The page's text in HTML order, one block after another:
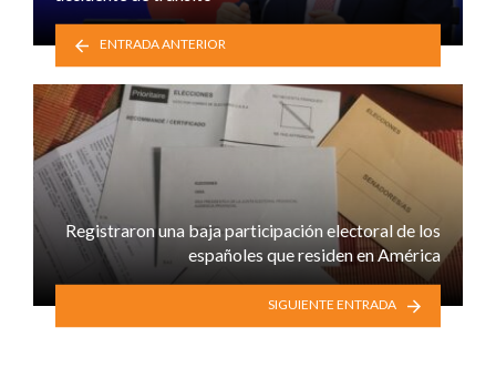
ENTRADA ANTERIOR
Registraron una baja participación electoral de los
españoles que residen en América
SIGUIENTE ENTRADA